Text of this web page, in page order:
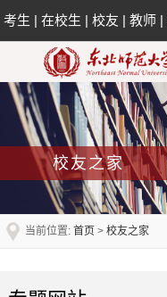
考生 |在校生 |校友 |教师 |
校友之家
当前位置: 首页 > 校友之家